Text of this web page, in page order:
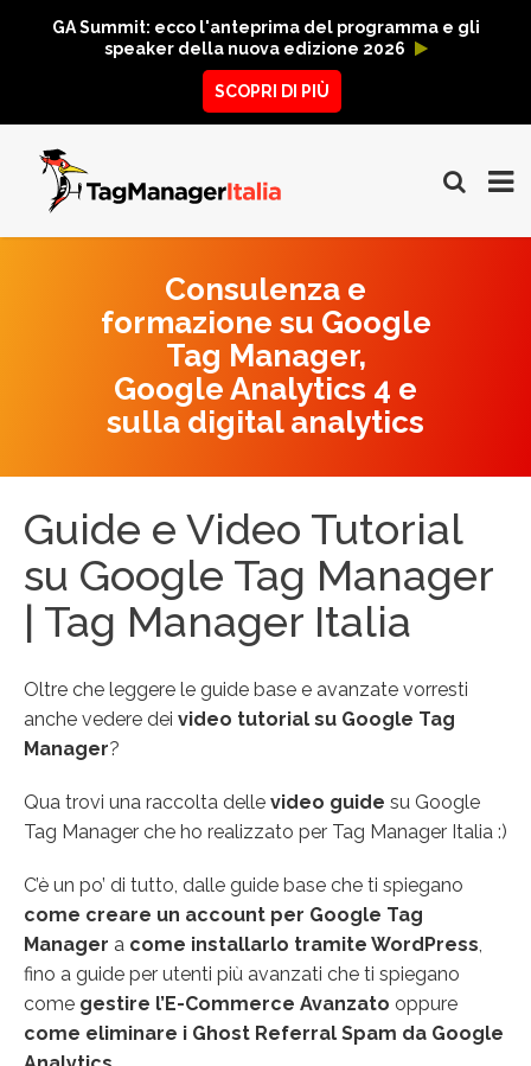
GA Summit: ecco l'anteprima del programma e gli
speaker della nuova edizione 2026
SCOPRI DI PIÙ
Consulenza e
formazione su Google
Tag Manager,
Google Analytics 4 e
sulla digital analytics
Guide e Video Tutorial
su Google Tag Manager
| Tag Manager Italia
Oltre che leggere le guide base e avanzate vorresti
anche vedere dei video tutorial su Google Tag
Manager?
Qua trovi una raccolta delle video guide su Google
Tag Manager che ho realizzato per Tag Manager Italia :)
C’è un po’ di tutto, dalle guide base che ti spiegano
come creare un account per Google Tag
Manager a come installarlo tramite WordPress,
fino a guide per utenti più avanzati che ti spiegano
come gestire l’E-Commerce Avanzato oppure
come eliminare i Ghost Referral Spam da Google